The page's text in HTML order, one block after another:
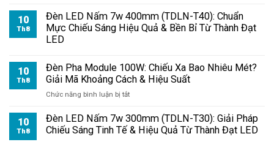
Chiếu
Sáng
Bỉ
Mọi
Công
Cùng
Thành
10
Th8
Đèn LED Nấm 7w 400mm (TDLN-T40): Chuẩn
Mực Chiếu Sáng Hiệu Quả & Bền Bỉ Từ Thành Đạt
LED
10
Th8
Đèn Pha Module 100W: Chiếu Xa Bao Nhiêu Mét?
Giải Mã Khoảng Cách & Hiệu Suất
Chức năng bình luận bị tắtở
Pha
Module
10
Th8
Đèn LED Nấm 7w 300mm (TDLN-T30): Giải Pháp
Chiếu Sáng Tinh Tế & Hiệu Quả Từ Thành Đạt LED